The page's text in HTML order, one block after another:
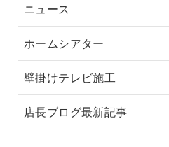
ニュース
ホームシアター
壁掛けテレビ施工
店長ブログ最新記事